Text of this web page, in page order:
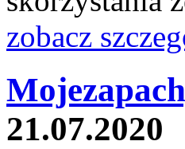
zobacz
21.07.2020